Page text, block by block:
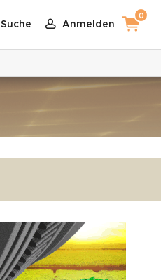
Suche Anmelden
0